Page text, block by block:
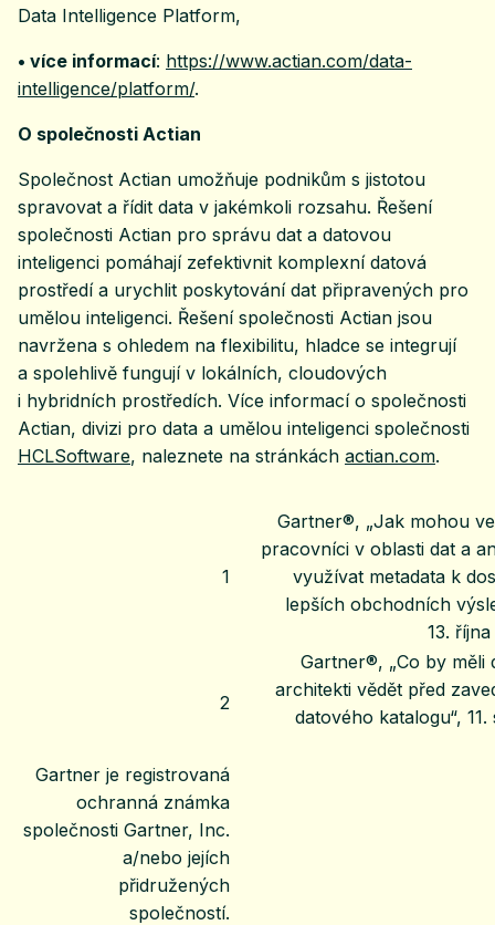
Data Intelligence Platform,
• více informací: https://www.actian.com/data-
intelligence/platform/.
O společnosti Actian
Společnost Actian umožňuje podnikům s jistotou
spravovat a řídit data v jakémkoli rozsahu. Řešení
společnosti Actian pro správu dat a datovou
inteligenci pomáhají zefektivnit komplexní datová
prostředí a urychlit poskytování dat připravených pro
umělou inteligenci. Řešení společnosti Actian jsou
navržena s ohledem na flexibilitu, hladce se integrují
a spolehlivě fungují v lokálních, cloudových
i hybridních prostředích. Více informací o společnosti
Actian, divizi pro data a umělou inteligenci společnosti
HCLSoftware, naleznete na stránkách actian.com.
1
Gartner®, „Jak mohou
pracovníci v oblasti dat a
využívat metadata k
lepších obchodních
13.
2
Gartner®, „Co by měli
architekti vědět před
datového katalogu“,
Gartner je registrovaná
ochranná známka
společnosti Gartner, Inc.
a/nebo jejích
přidružených
společností.